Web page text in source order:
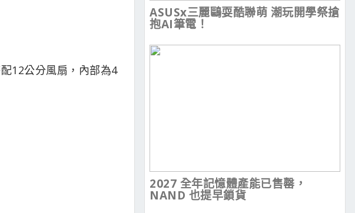
12公分風扇，內部為4
ASUSx三麗鷗耍酷聯萌 潮玩開學祭搶
抱AI筆電！
2027 全年記憶體產能已售罄，
NAND 也提早鎖貨